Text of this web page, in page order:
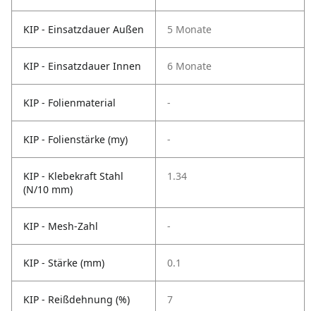
KIP - Einsatzdauer Außen 5 Monate
KIP - Einsatzdauer Innen 6 Monate
KIP - Folienmaterial -
KIP - Folienstärke (my) -
KIP - Klebekraft Stahl
(N/10 mm)
1.34
KIP - Mesh-Zahl -
KIP - Stärke (mm) 0.1
KIP - Reißdehnung (%) 7